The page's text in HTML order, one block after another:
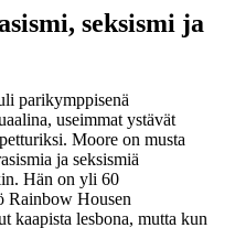
seksismi ja
parikymppisenä
useimmat ystävät
Moore on musta
ja seksismiä
Hän on yli 60
Rainbow Housen
kaapista lesbona, mutta kun